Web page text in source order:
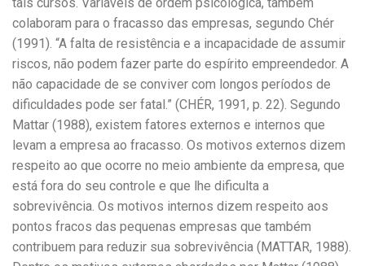
colaboram para o fracasso das empresas, segundo Chér
(1991). “A falta de resistência e a incapacidade de assumir
riscos, não podem fazer parte do espírito empreendedor. A
não capacidade de se conviver com longos períodos de
dificuldades pode ser fatal.” (CHÉR, 1991, p. 22). Segundo
Mattar (1988), existem fatores externos e internos que
levam a empresa ao fracasso. Os motivos externos dizem
respeito ao que ocorre no meio ambiente da empresa, que
está fora do seu controle e que lhe dificulta a
sobrevivência. Os motivos internos dizem respeito aos
pontos fracos das pequenas empresas que também
contribuem para reduzir sua sobrevivência (MATTAR, 1988).